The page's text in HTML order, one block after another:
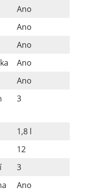
Ano
Ano
Ano
Ano
Ano
3
1,8 l
12
3
Ano